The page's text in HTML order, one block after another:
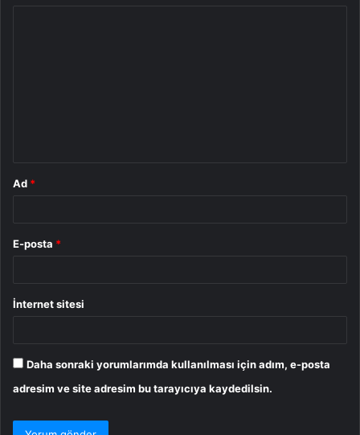
Ad *
E-posta *
İnternet sitesi
Daha sonraki yorumlarımda kullanılması için adım, e-posta
adresim ve site adresim bu tarayıcıya kaydedilsin.